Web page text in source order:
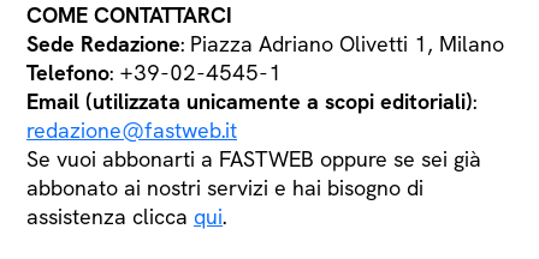
COME CONTATTARCI
Sede Redazione: Piazza Adriano Olivetti 1, Milano
Telefono: +39-02-4545-1
Email (utilizzata unicamente a scopi editoriali):
redazione@fastweb.it
Se vuoi abbonarti a FASTWEB oppure se sei già
abbonato ai nostri servizi e hai bisogno di
assistenza clicca qui.